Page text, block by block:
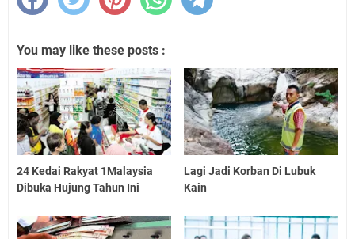
You may like these posts :
24 Kedai Rakyat 1Malaysia
Dibuka Hujung Tahun Ini
Lagi Jadi Korban Di Lubuk
Kain